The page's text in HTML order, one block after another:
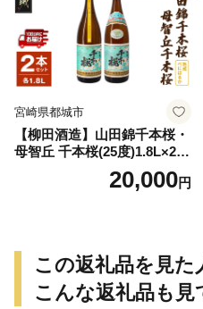
宮崎県都城市
【柳田酒造】山田錦千本桜・
母智丘 千本桜(25度)1.8L×2本
≪みやこんじょ特急便≫_AC
20,000円
この返礼品を見た
こんな返礼品も見